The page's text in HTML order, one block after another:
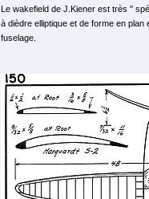
Le wakefield de J.Kiener est très ''
à dièdre elliptique et de forme en
fuselage.